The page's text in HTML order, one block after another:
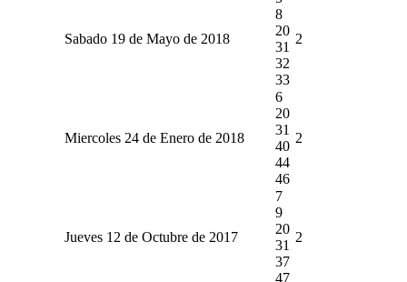
Sabado 19 de Mayo de 2018
8
20
31
32
33
2
Miercoles 24 de Enero de 2018
6
20
31
40
44
46
2
Jueves 12 de Octubre de 2017
7
9
20
31
37
47
2